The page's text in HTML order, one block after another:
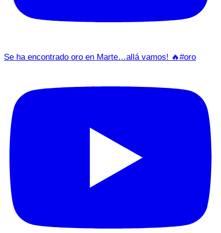
Se ha encontrado oro en Marte…allá vamos! 🔥#oro